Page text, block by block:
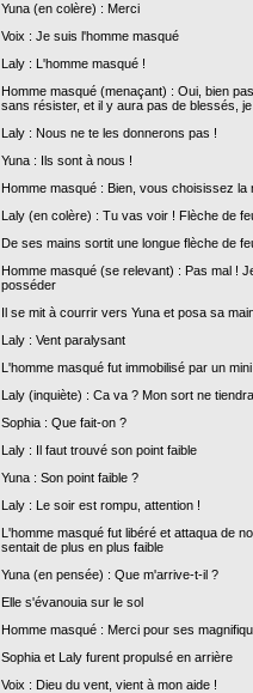
Yuna (en colère) : Merci
Voix : Je suis l'homme masqué
Laly : L'homme masqué !
Homme masqué (menaçant) : Oui, bien
sans résister, et il y aura pas de blessés,
Laly : Nous ne te les donnerons pas !
Yuna : Ils sont à nous !
Homme masqué : Bien, vous choisissez la
Laly (en colère) : Tu vas voir ! Flèche de
De ses mains sortit une longue flèche de
Homme masqué (se relevant) : Pas mal !
posséder
Il se mit à courrir vers Yuna et posa sa
Laly : Vent paralysant
L'homme masqué fut immobilisé par un
Laly (inquiète) : Ca va ? Mon sort ne
Sophia : Que fait-on ?
Laly : Il faut trouvé son point faible
Yuna : Son point faible ?
Laly : Le soir est rompu, attention !
L'homme masqué fut libéré et attaqua de
sentait de plus en plus faible
Yuna (en pensée) : Que m'arrive-t-il ?
Elle s'évanouia sur le sol
Homme masqué : Merci pour ses
Sophia et Laly furent propulsé en arrière
Voix : Dieu du vent, vient à mon aide !